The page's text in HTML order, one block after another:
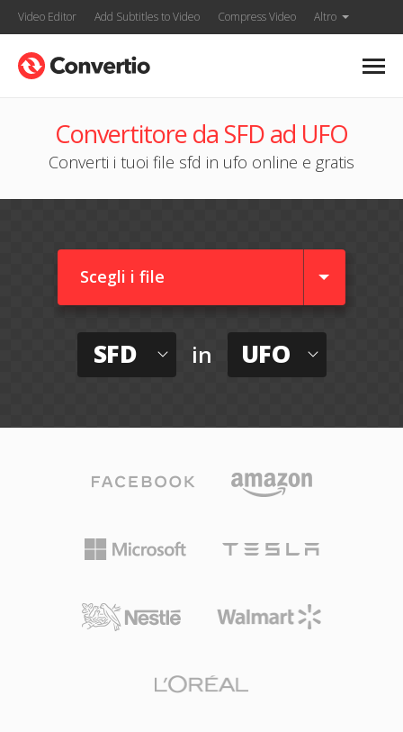
Video Editor Add Subtitles to Video Compress Video Altro
Convertitore da SFD ad UFO
Converti i tuoi file sfd in ufo online e gratis
Scegli i file
SFD in UFO